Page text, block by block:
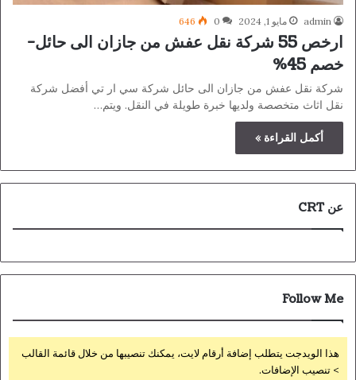
admin مايو 1, 2024 0
646
ارخص 55 شركة نقل عفش من جازان الى حائل-
خصم 45%
شركة نقل عفش من جازان الى حائل شركة سي ار تي أفضل شركة
نقل اثاث متخصصة ولديها خبرة طويلة في النقل. ويتم…
أكمل القراءة »
عن CRT
Follow Me
هذا الويدجت يتطلب إضافة أرقام لايت، يمكنك تنصيبها من خلال قائمة القالب
> تنصيب الإضافات.